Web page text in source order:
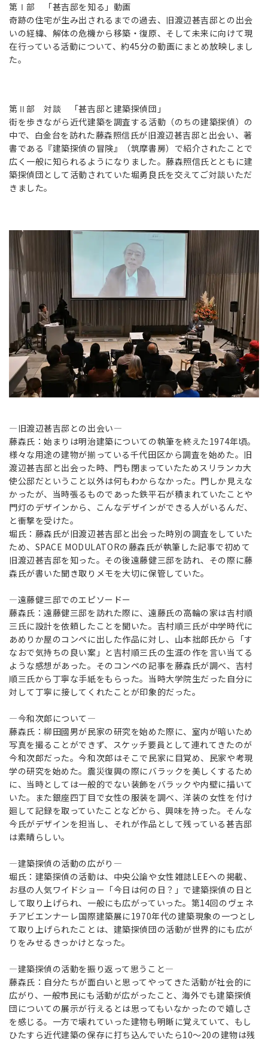
第Ⅰ部 「甚吉邸を知る」動画
奇跡の住宅が生み出されるまでの過去、旧渡辺甚吉邸との出会
いの経緯、解体の危機から移築・復原、そして未来に向けて現
在行っている活動について、約45分の動画にまとめ放映しまし
た。
第Ⅱ部 対談 「甚吉邸と建築探偵団」
街を歩きながら近代建築を調査する活動（のちの建築探偵）の
中で、白金台を訪れた藤森照信氏が旧渡辺甚吉邸と出会い、著
書である『建築探偵の冒険』（筑摩書房）で紹介されたことで
広く一般に知られるようになりました。藤森照信氏とともに建
築探偵団として活動されていた堀勇良氏を交えてご対談いただ
きました。
―旧渡辺甚吉邸との出会い―
藤森氏：始まりは明治建築についての執筆を終えた1974年頃。
様々な用途の建物が揃っている千代田区から調査を始めた。旧
渡辺甚吉邸と出会った時、門も閉まっていたためスリランカ大
使公邸だということ以外は何もわからなかった。門しか見えな
かったが、当時張るものであった鉄平石が積まれていたことや
門灯のデザインから、こんなデザインができる人がいるんだ、
と衝撃を受けた。
堀氏：藤森氏が旧渡辺甚吉邸と出会った時別の調査をしていた
ため、SPACE MODULATORの藤森氏が執筆した記事で初めて
旧渡辺甚吉邸を知った。その後遠藤健三邸を訪れ、その際に藤
森氏が書いた聞き取りメモを大切に保管していた。
―遠藤健三邸でのエピソードー
藤森氏：遠藤健三邸を訪れた際に、遠藤氏の高輪の家は吉村順
三氏に設計を依頼したことを聞いた。吉村順三氏が中学時代に
あめりか屋のコンペに出した作品に対し、山本拙郎氏から「す
なおで気持ちの良い案」と吉村順三氏の生涯の作を言い当てる
ような感想があった。そのコンペの記事を藤森氏が調べ、吉村
順三氏から丁寧な手紙をもらった。当時大学院生だった自分に
対して丁寧に接してくれたことが印象的だった。
―今和次郎について―
藤森氏：柳田國男が民家の研究を始めた際に、室内が暗いため
写真を撮ることができず、スケッチ要員として連れてきたのが
今和次郎だった。今和次郎はそこで民家に目覚め、民家や考現
学の研究を始めた。震災復興の際にバラックを美しくするため
に、当時としては一般的でない装飾をバラックや内壁に描いて
いた。また銀座四丁目で女性の服装を調べ、洋装の女性を付け
廻して記録を取っていたことなどから、興味を持った。そんな
今氏がデザインを担当し、それが作品として残っている甚吉邸
は素晴らしい。
―建築探偵の活動の広がり―
堀氏：建築探偵の活動は、中央公論や女性雑誌LEEへの掲載、
お昼の人気ワイドショー「今日は何の日？」で建築探偵の日と
して取り上げられ、一般にも広がっていった。第14回のヴェネ
チアビエンナーレ国際建築展に1970年代の建築現象の一つとし
て取り上げられたことは、建築探偵団の活動が世界的にも広が
りをみせるきっかけとなった。
―建築探偵の活動を振り返って思うこと―
藤森氏：自分たちが面白いと思ってやってきた活動が社会的に
広がり、一般市民にも活動が広がったこと、海外でも建築探偵
団についての展示が行えるとは思ってもいなかったので嬉しさ
を感じる。一方で壊れていった建物も明晰に覚えていて、もし
ひたすら近代建築の保存に打ち込んでいたら10～20の建物は残